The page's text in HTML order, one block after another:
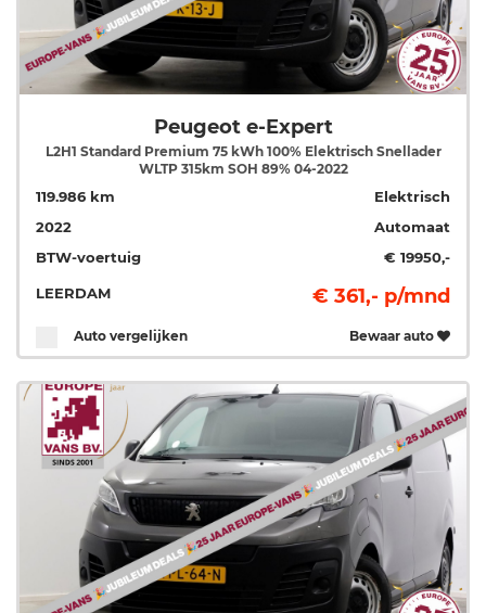
Peugeot e-Expert
L2H1 Standard Premium 75 kWh 100% Elektrisch Snellader
WLTP 315km SOH 89% 04-2022
119.986 km
Elektrisch
2022
Automaat
BTW-voertuig
€ 19950,-
LEERDAM € 361,- p/mnd
Auto vergelijken Bewaar auto